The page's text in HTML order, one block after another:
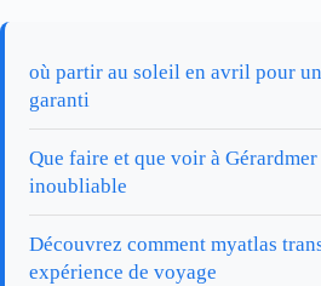
où partir au soleil en avril pour
garanti
Que faire et que voir à
inoubliable
Découvrez comment myatlas
expérience de voyage